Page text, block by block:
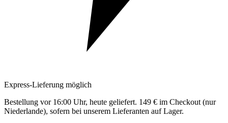
Express-Lieferung möglich
Bestellung vor 16:00 Uhr, heute geliefert. 149 € im Checkout (nur
Niederlande), sofern bei unserem Lieferanten auf Lager.